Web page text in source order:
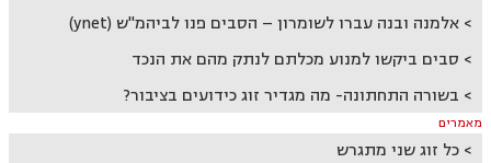
אלמנה ובנה עברו לשומרון – הסבים פנו לביהמ"ש (ynet)
סבים ביקשו למנוע מכלתם לנתק מהם את הנכד
בשורה התחתונה- מה מגדיר זוג כידועים בציבור?
מאמרים
כל זוג שני מתגרש